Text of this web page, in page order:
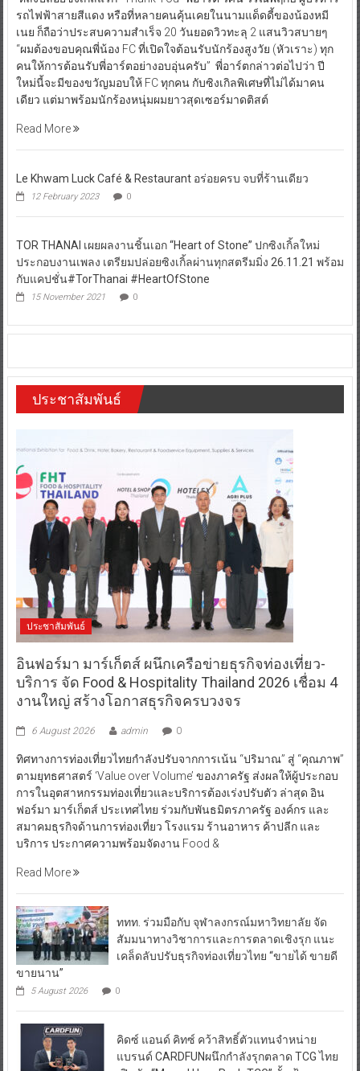
รถไฟฟ้าสายสีแดง หรือที่หลายคนคุ้นเคยในนามแด็ดดี้ของน้องหมี
เนย ก็ถือว่าประสบความสำเร็จ 20 วันยอดวิวทะลุ 2 แสนวิวสบายๆ
“ผมต้องขอบคุณพี่น้อง FC ที่เปิดใจต้อนรับนักร้องสูงวัย (หัวเราะ) ทุก
คนให้การต้อนรับพี่อาร์ตอย่างอบอุ่นครับ” พี่อาร์ตกล่าวต่อไปว่า ปี
ใหม่นี้จะมีของขวัญมอบให้ FC ทุกคน กับซิงเกิลพิเศษที่ไม่ได้มาคน
เดียว แต่มาพร้อมนักร้องหนุ่มผมยาวสุดเซอร์มาดติสต์
Read More
Le Khwam Luck Café & Restaurant อร่อยครบ จบที่ร้านเดียว
12 February 2023 0
TOR THANAI เผยผลงานชิ้นเอก “Heart of Stone” ปกซิงเกิ้ลใหม่
ประกอบงานเพลง เตรียมปล่อยซิงเกิ้ลผ่านทุกสตรีมมิ่ง 26.11.21 พร้อม
กับแคปชั่น#TorThanai #HeartOfStone
15 November 2021 0
ประชาสัมพันธ์
ประชาสัมพันธ์
อินฟอร์มา มาร์เก็ตส์ ผนึกเครือข่ายธุรกิจท่องเที่ยว-
บริการ จัด Food & Hospitality Thailand 2026 เชื่อม 4
งานใหญ่ สร้างโอกาสธุรกิจครบวงจร
6 August 2026 admin 0
ทิศทางการท่องเที่ยวไทยกำลังปรับจากการเน้น “ปริมาณ” สู่ “คุณภาพ”
ตามยุทธศาสตร์ ‘Value over Volume’ ของภาครัฐ ส่งผลให้ผู้ประกอบ
การในอุตสาหกรรมท่องเที่ยวและบริการต้องเร่งปรับตัว ล่าสุด อิน
ฟอร์มา มาร์เก็ตส์ ประเทศไทย ร่วมกับพันธมิตรภาครัฐ องค์กร และ
สมาคมธุรกิจด้านการท่องเที่ยว โรงแรม ร้านอาหาร ค้าปลีก และ
บริการ ประกาศความพร้อมจัดงาน Food &
Read More
ททท. ร่วมมือกับ จุฬาลงกรณ์มหาวิทยาลัย จัด
สัมมนาทางวิชาการและการตลาดเชิงรุก แนะ
เคล็ดลับปรับธุรกิจท่องเที่ยวไทย “ขายได้ ขายดี
ขายนาน”
5 August 2026 0
คิดซ์ แอนด์ คิทซ์ คว้าสิทธิ์ตัวแทนจำหน่าย
แบรนด์ CARDFUNผนึกกำลังรุกตลาด TCG ไทย